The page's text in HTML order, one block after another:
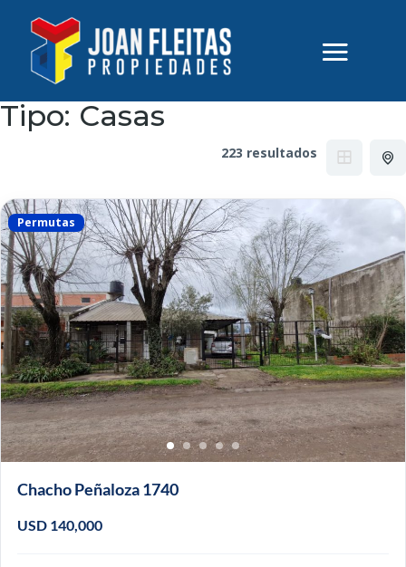
Tipo: Casas
223 resultados
Permutas
Chacho Peñaloza 1740
USD 140,000